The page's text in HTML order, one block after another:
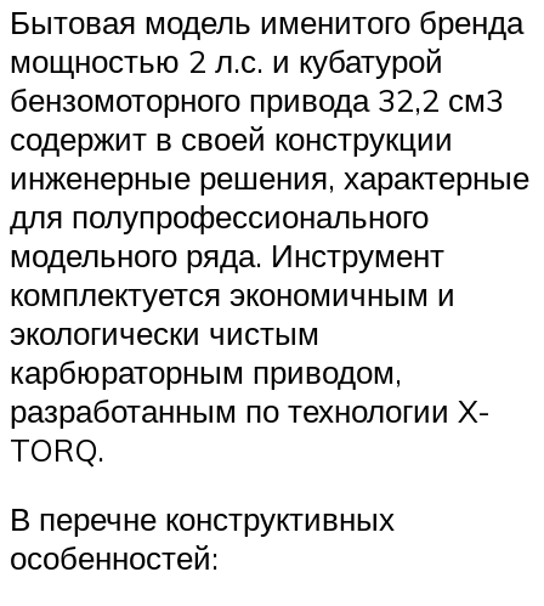
Бытовая модель именитого бренда
мощностью 2 л.с. и кубатурой
бензомоторного привода 32,2 см3
содержит в своей конструкции
инженерные решения, характерные
для полупрофессионального
модельного ряда. Инструмент
комплектуется экономичным и
экологически чистым
карбюраторным приводом,
разработанным по технологии X-
TORQ.
В перечне конструктивных
особенностей: